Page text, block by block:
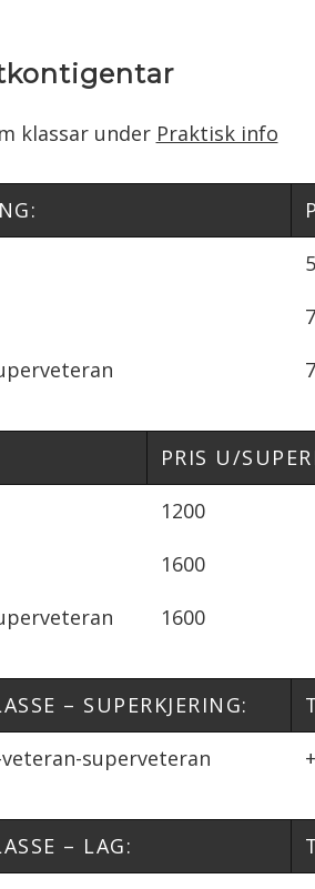
klassar under Praktisk info
PRIS U/
1200
1600
1600
– SUPERKJERING:
superveteran
– LAG: